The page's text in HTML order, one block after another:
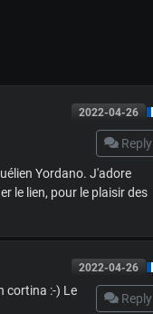
2022-04-26
Reply
Yordano. J'adore
le lien, pour le plaisir des
2022-04-26
Reply
cortina :-) Le